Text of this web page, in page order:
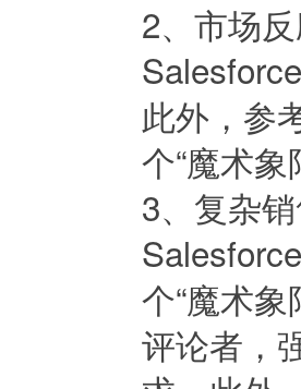
2、市场
此外，参
个“魔术
3、复杂
个“魔术
评论者，